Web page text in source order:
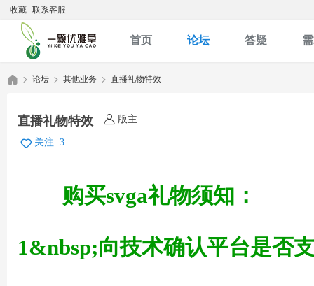
收藏 联系客服
首页 论坛 答疑
»
论坛 其他业务 直播礼物特效
直播礼物特效 版主
关注 3
购买svga礼物须知：
1&nbsp;向技术确认平台是否